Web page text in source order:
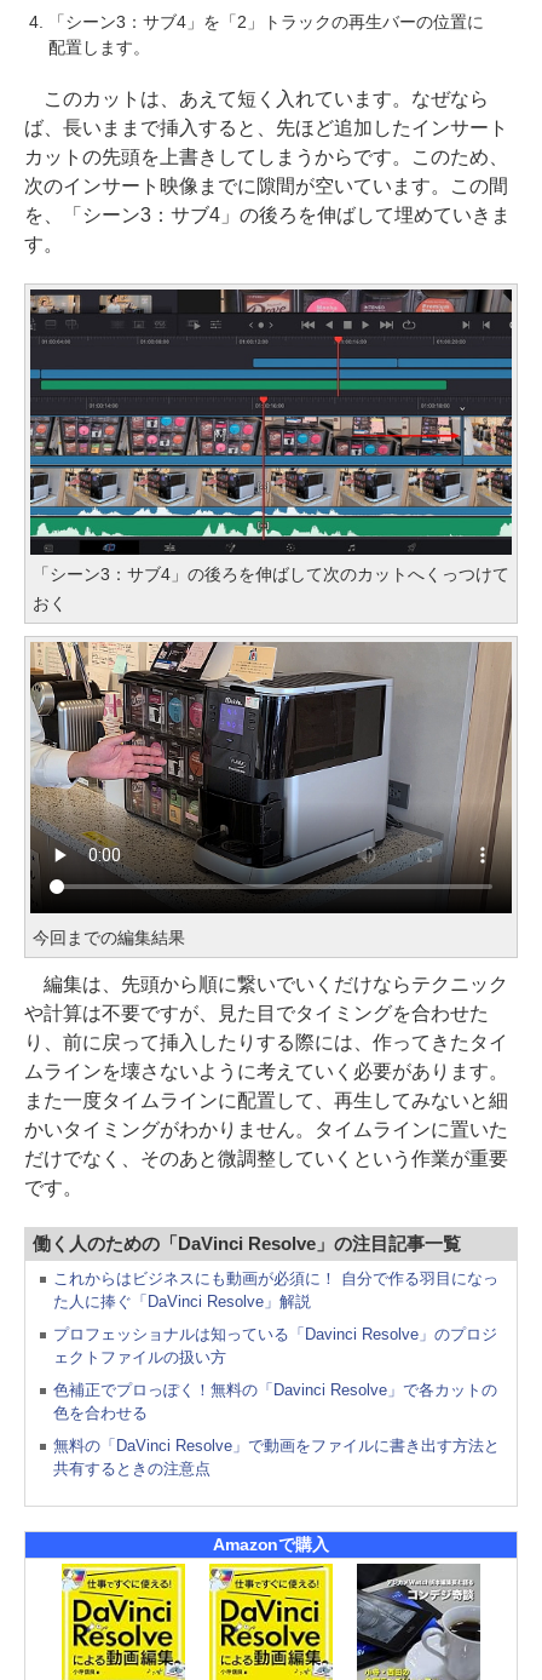
「シーン3：サブ4」を「2」トラックの再生バーの位置に
配置します。
このカットは、あえて短く入れています。なぜなら
ば、長いままで挿入すると、先ほど追加したインサート
カットの先頭を上書きしてしまうからです。このため、
次のインサート映像までに隙間が空いています。この間
を、「シーン3：サブ4」の後ろを伸ばして埋めていきま
す。
「シーン3：サブ4」の後ろを伸ばして次のカットへくっつけて
おく
今回までの編集結果
編集は、先頭から順に繋いでいくだけならテクニック
や計算は不要ですが、見た目でタイミングを合わせた
り、前に戻って挿入したりする際には、作ってきたタイ
ムラインを壊さないように考えていく必要があります。
また一度タイムラインに配置して、再生してみないと細
かいタイミングがわかりません。タイムラインに置いた
だけでなく、そのあと微調整していくという作業が重要
です。
働く人のための「DaVinci Resolve」の注目記事一覧
これからはビジネスにも動画が必須に！ 自分で作る羽目になっ
た人に捧ぐ「DaVinci Resolve」解説
プロフェッショナルは知っている「Davinci Resolve」のプロジ
ェクトファイルの扱い方
色補正でプロっぽく！無料の「Davinci Resolve」で各カットの
色を合わせる
無料の「DaVinci Resolve」で動画をファイルに書き出す方法と
共有するときの注意点
Amazonで購入